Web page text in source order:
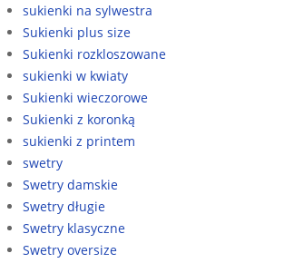
sukienki na sylwestra
Sukienki plus size
Sukienki rozkloszowane
sukienki w kwiaty
Sukienki wieczorowe
Sukienki z koronką
sukienki z printem
swetry
Swetry damskie
Swetry długie
Swetry klasyczne
Swetry oversize